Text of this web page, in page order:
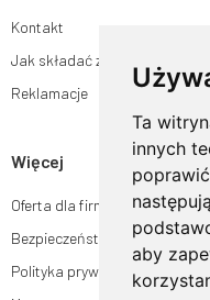
Ta
innych
aby
Kontakt
Jak składać zamówienia w
Reklamacje
Więcej
Oferta dla firm
Bezpieczeństwo płatności
Polityka prywatności